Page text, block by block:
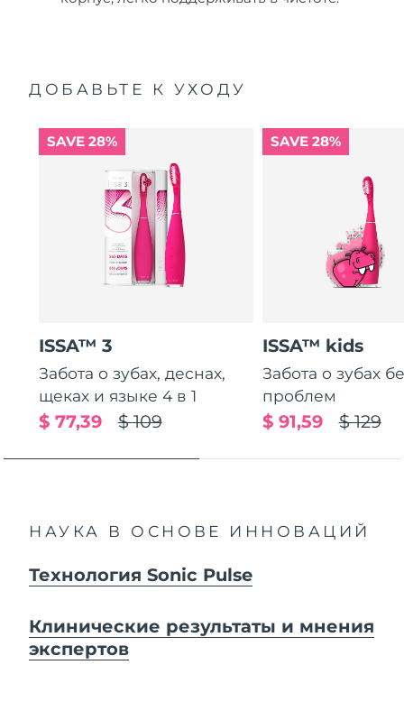
ДОБАВЬТЕ К УХОДУ
SAVE 28%
ISSA™ 3
Забота о зубах, деснах,
щеках и языке 4 в 1
$ 109
$ 77,39
SAVE 28%
ISSA™ kids
Забота о зубах
проблем
$ 129
$ 91,59
НАУКА В ОСНОВЕ ИННОВАЦИЙ
Технология Sonic Pulse
Клинические результаты и мнения
экспертов